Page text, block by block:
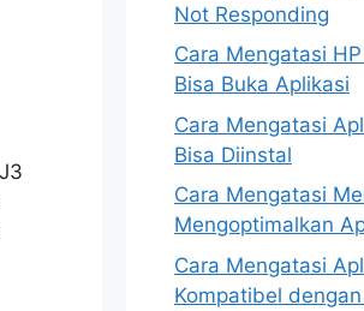
Not Responding
Cara Mengatasi
Bisa Buka Aplikasi
Cara Mengatasi
Bisa Diinstal
Cara Mengatasi
Mengoptimalkan
Cara Mengatasi
Kompatibel